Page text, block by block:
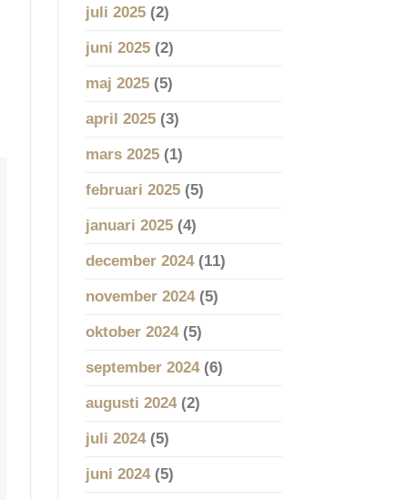
juli 2025(2)
juni 2025(2)
maj 2025(5)
april 2025(3)
mars 2025(1)
februari 2025(5)
januari 2025(4)
december 2024(11)
november 2024(5)
oktober 2024(5)
september 2024(6)
augusti 2024(2)
juli 2024(5)
juni 2024(5)